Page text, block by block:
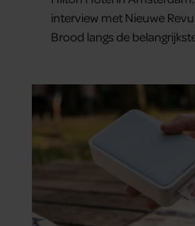
interview met Nieuwe
Brood langs de
aan herinneringen op.
samen en werd dochter